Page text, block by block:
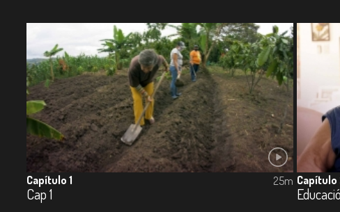
Capítulo 1
Cap 1
25m Capítulo